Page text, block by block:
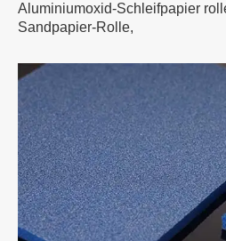
Aluminiumoxid-Schleifpapier
Sandpapier-Rolle,